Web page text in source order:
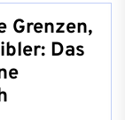
Grenzen,
Das